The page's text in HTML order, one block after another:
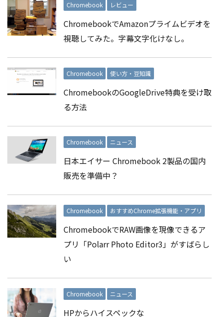
Chromebook レビュー
ChromebookでAmazonプライムビデオを
視聴してみた。字幕文字化けなし。
Chromebook 使い方・豆知識
ChromebookのGoogleDrive特典を受け取
る方法
Chromebook ニュース
日本エイサー Chromebook 2製品の国内
販売を準備中？
Chromebook おすすめChrome拡張機能・アプリ
ChromebookでRAW画像を現像できるア
プリ「Polarr Photo Editor3」がすばらし
い
Chromebook ニュース
HPからハイスペックな